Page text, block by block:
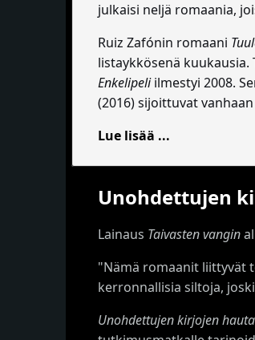
julkaisi neljä romaania,
Ruiz Zafónin romaani
listaykkösenä
Enkelipeliilmestyi 2008.
(2016) sijoittuvat
Lue lisää ...
Unohdettujen
Lainaus Taivasten vangin
"Nämä romaanit liittyvät
kerronnallisia siltoja,
Unohdettujen kirjojen